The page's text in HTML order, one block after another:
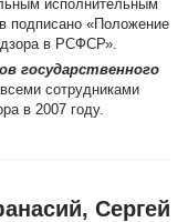
исполнительным
подписано «Положение
в РСФСР».
государственного
сотрудниками
в 2007 году.
Сергей